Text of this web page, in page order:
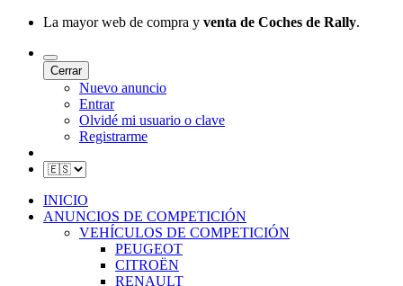
La mayor web de compra y venta de Coches de Rally.
Cerrar
Nuevo anuncio
Entrar
Olvidé mi usuario o clave
Registrarme
INICIO
ANUNCIOS DE COMPETICIÓN
VEHÍCULOS DE COMPETICIÓN
PEUGEOT
CITROËN
RENAULT